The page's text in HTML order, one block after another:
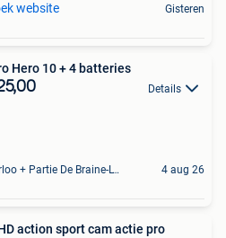
website Gisteren
Hero 10 + 4 batteries
Details
Waterloo + Partie De Braine-L'Alleud, De Ohain 4 aug 26
action sport cam actie pro